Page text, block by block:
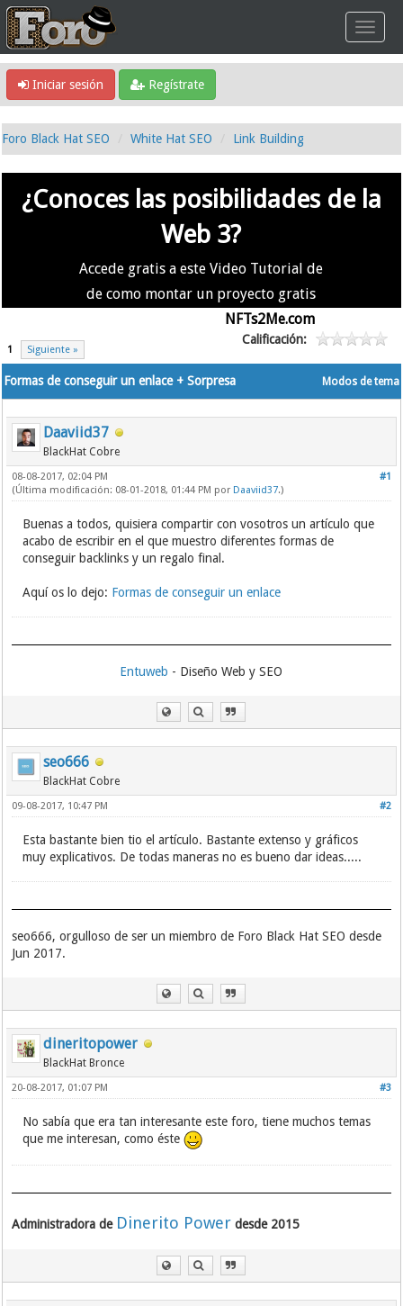
Iniciar sesión Regístrate
Foro Black Hat SEO White Hat SEO Link Building
¿Conoces las posibilidades de la
Web 3?
Accede gratis a este Video Tutorial de
de como montar un proyecto gratis
NFTs2Me.com
1 Siguiente »
Calificación:
Modos de tema
Formas de conseguir un enlace + Sorpresa
Daaviid37
BlackHat Cobre
#1
08-08-2017, 02:04 PM
(Última modificación: 08-01-2018, 01:44 PM por Daaviid37.)
Buenas a todos, quisiera compartir con vosotros un artículo que
acabo de escribir en el que muestro diferentes formas de
conseguir backlinks y un regalo final.
Aquí os lo dejo: Formas de conseguir un enlace
Entuweb - Diseño Web y SEO
seo666
BlackHat Cobre
#2
09-08-2017, 10:47 PM
Esta bastante bien tio el artículo. Bastante extenso y gráficos
muy explicativos. De todas maneras no es bueno dar ideas.....
seo666, orgulloso de ser un miembro de Foro Black Hat SEO desde
Jun 2017.
dineritopower
BlackHat Bronce
#3
20-08-2017, 01:07 PM
No sabía que era tan interesante este foro, tiene muchos temas
que me interesan, como éste
Administradora de Dinerito Power desde 2015